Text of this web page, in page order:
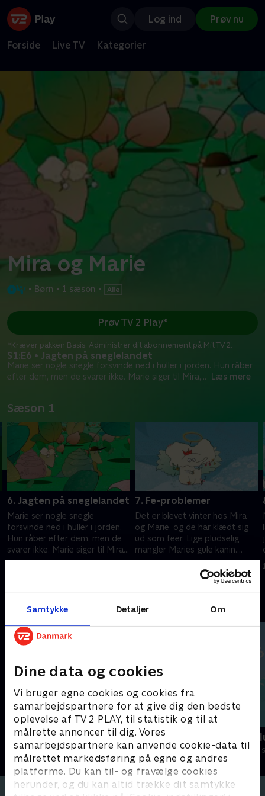
Samtykke Detaljer Om
Dine data og cookies
Vi bruger egne cookies og cookies fra
samarbejdspartnere for at give dig den bedste
oplevelse af TV 2 PLAY, til statistik og til at
målrette annoncer til dig. Vores
samarbejdspartnere kan anvende cookie-data til
målrettet markedsføring på egne og andres
platforme. Du kan til- og fravælge cookies
herunder, og du kan altid trække dit samtykke
Log ind Prøv nu
Forside Live TV Kategorier
Mira og Marie
• Børn • 1 sæson •
S1:E6 • Jagten på sneglelandet
Marie ser nogle snegle forsvinde ned i huller i jorden. Hun råber
efter dem, men de svarer ikke. Marie siger til Mira,... Læs mere
Prøv TV 2 Play*
*Kræver pakken Basis. Administrer dit abonnement på Mit TV 2.
Sæson 1
6. Jagten på sneglelandet
Marie ser nogle snegle
forsvinde ned i huller i jorden.
Hun råber efter dem, men de
svarer ikke. Marie siger til Mira,
at de hellere mål finde
7. Fe-problemer
Det er blevet vinter hos Mira
og Marie, og de har klædt sig
ud som feer. Lige pludselig
mangler Maries gule kanin.
Hvem har taget den?
Andre så også
Hunden Ib
Børneserier • 1 sæsoner
Nuts Nuts
Børneserier • 1